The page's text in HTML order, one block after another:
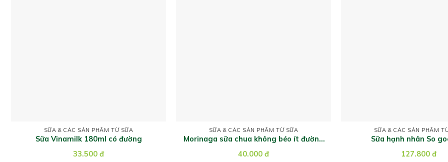
SỮA & CÁC SẢN PHẨM TỪ SỮA
Sữa Vinamilk 180ml có đường
33.500 đ
SỮA & CÁC SẢN PHẨM TỪ SỮA
Morinaga sữa chua không béo ít đường
40.000 đ
SỮA & CÁC SẢN PHẨM
Sữa hạnh nhân So
127.800 đ